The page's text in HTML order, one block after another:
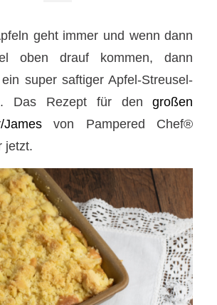
geht immer und wenn dann
oben drauf kommen, dann
super saftiger Apfel-Streusel-
Das Rezept für dengroßen
Jamesvon Pampered Chef®
jetzt.